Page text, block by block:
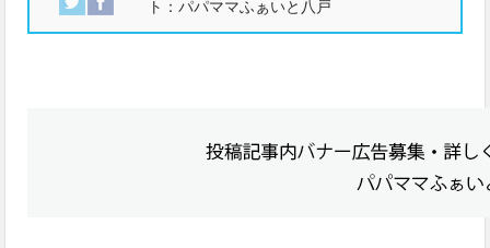
ト：パパママふぁいと八戸